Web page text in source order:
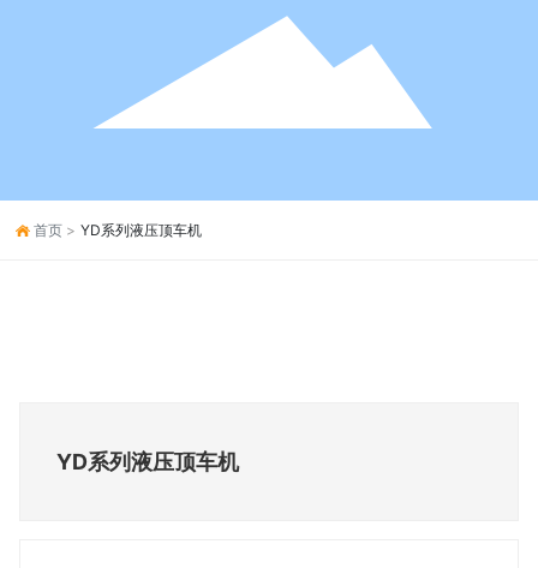
首页 YD系列液压顶车机
YD系列液压顶车机